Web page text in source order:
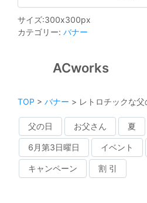
サイズ:300x300px
カテゴリー: バナー
ACworks
TOP > バナー > レトロチックな
父の日 お父さん 夏
6月第3日曜日 イベント
キャンペーン 割 引